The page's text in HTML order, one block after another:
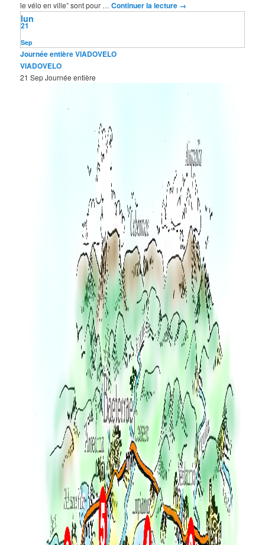
le vélo en ville” sont pour …Continuer la lecture →
Sep
21
lun
Journée entièreVIADOVELO
VIADOVELO
21 SepJournée entière